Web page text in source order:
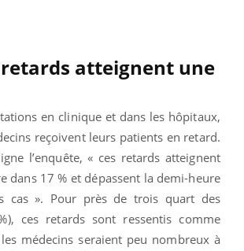
retards atteignent une
en clinique et dans les hôpitaux,
reçoivent leurs patients en retard.
l’enquête, « ces retards atteignent
dans 17 % et dépassent la demi-heure
cas ». Pour près de trois quart des
ces retards sont ressentis comme
médecins seraient peu nombreux à